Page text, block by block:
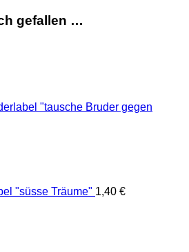
gefallen …
"tausche Bruder gegen
"süsse Träume" 1,40 €